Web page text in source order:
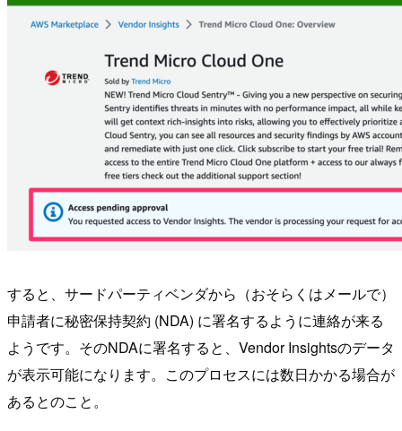
すると、サードパーティベンダから（おそらくはメールで）
申請者に秘密保持契約 (NDA) に署名するように連絡が来る
ようです。そのNDAに署名すると、Vendor Insightsのデータ
が表示可能になります。このプロセスには数日かかる場合が
あるとのこと。